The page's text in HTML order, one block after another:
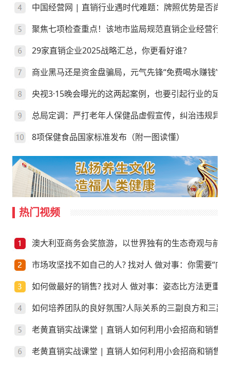
中国经营网 | 直销行业遇时代难题：牌照优势是否尚存
聚焦七项检查重点！该地市监局规范直销企业经营行为
29家直销企业2025战略汇总，你更看好谁？
商业黑马还是资金盘骗局，元气先锋“免费喝水赚钱”靠
央视3·15晚会曝光的这两起案例，也要引起行业的足
总局定调：严打老年人保健品虚假宣传，纠治违规异
8项保健食品国家标准发布（附一图读懂）
热门视频
澳大利亚商务会奖旅游，以世界独有的生态奇观与前
市场攻坚找不如自己的人? 找对人 做对事：你需要“向
如何做最好的销售? 找对人 做对事：姿态比方法更重要!
如何培养团队的良好氛围?人际关系的三副良方和三副
老黄直销实战课堂 | 直销人如何利用小会招商和销售
老黄直销实战课堂 | 直销人如何利用小会招商和销售